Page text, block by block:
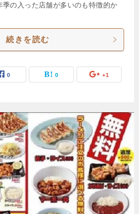
季の入った店舗が多いのも特徴的か
続きを読む
0 0 +1